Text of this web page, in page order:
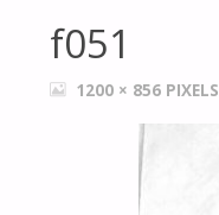
f051
FULL1200 × 856 PIXELS